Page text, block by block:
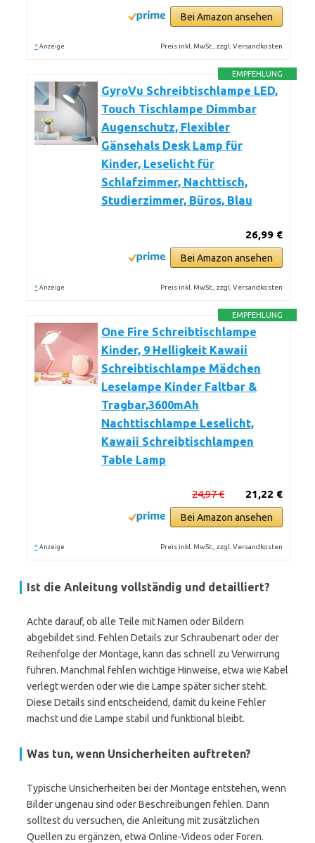
Bei Amazon ansehen
* Anzeige Preis inkl. MwSt., zzgl. Versandkosten
EMPFEHLUNG
GyroVu Schreibtischlampe LED,
Touch Tischlampe Dimmbar
Augenschutz, Flexibler
Gänsehals Desk Lamp für
Kinder, Leselicht für
Schlafzimmer, Nachttisch,
Studierzimmer, Büros, Blau
26,99 €
Bei Amazon ansehen
* Anzeige Preis inkl. MwSt., zzgl. Versandkosten
EMPFEHLUNG
One Fire Schreibtischlampe
Kinder, 9 Helligkeit Kawaii
Schreibtischlampe Mädchen
Leselampe Kinder Faltbar &
Tragbar,3600mAh
Nachttischlampe Leselicht,
Kawaii Schreibtischlampen
Table Lamp
21,22 €
24,97 €
Bei Amazon ansehen
* Anzeige Preis inkl. MwSt., zzgl. Versandkosten
Ist die Anleitung vollständig und detailliert?
Achte darauf, ob alle Teile mit Namen oder Bildern
abgebildet sind. Fehlen Details zur Schraubenart oder der
Reihenfolge der Montage, kann das schnell zu Verwirrung
führen. Manchmal fehlen wichtige Hinweise, etwa wie Kabel
verlegt werden oder wie die Lampe später sicher steht.
Diese Details sind entscheidend, damit du keine Fehler
machst und die Lampe stabil und funktional bleibt.
Was tun, wenn Unsicherheiten auftreten?
Typische Unsicherheiten bei der Montage entstehen, wenn
Bilder ungenau sind oder Beschreibungen fehlen. Dann
solltest du versuchen, die Anleitung mit zusätzlichen
Quellen zu ergänzen, etwa Online-Videos oder Foren.